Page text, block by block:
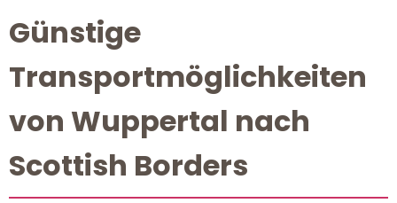
Günstige
Transportmöglichkeiten
von Wuppertal nach
Scottish Borders